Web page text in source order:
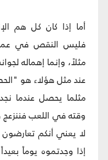
أما إذا كان كل هم
فليس النقص في
مثلاً، وإنما إهماله
عند مثل هؤلاء هو
مثلما يحصل عندما
وقته في اللعب
لا يعني أنكم تعارضون
إذا وجدتموه يوماً